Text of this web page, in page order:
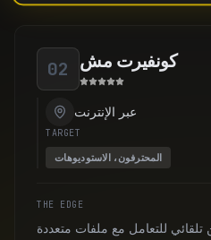
02 كونفيرت مش
عبر الإنترنت
TARGET
المحترفون، الاستوديوهات
THE EDGE